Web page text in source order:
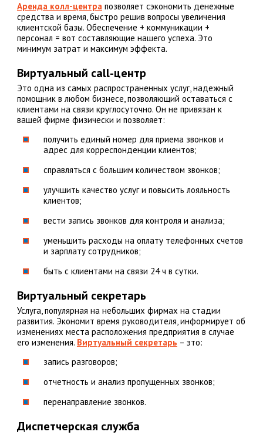
Аренда колл-центрапозволяет сэкономить денежные
средства и время, быстро решив вопросы увеличения
клиентской базы. Обеспечение + коммуникации +
персонал = вот составляющие нашего успеха. Это
минимум затрат и максимум эффекта.
Виртуальный call-центр
Это одна из самых распространенных услуг, надежный
помощник в любом бизнесе, позволяющий оставаться с
клиентами на связи круглосуточно. Он не привязан к
вашей фирме физически и позволяет:
получить единый номер для приема звонков и
адрес для корреспонденции клиентов;
справляться с большим количеством звонков;
улучшить качество услуг и повысить лояльность
клиентов;
вести запись звонков для контроля и анализа;
уменьшить расходы на оплату телефонных счетов
и зарплату сотрудников;
быть с клиентами на связи 24 ч в сутки.
Виртуальный секретарь
Услуга, популярная на небольших фирмах на стадии
развития. Экономит время руководителя, информирует об
изменениях места расположения предприятия в случае
его изменения. Виртуальный секретарь – это:
запись разговоров;
отчетность и анализ пропущенных звонков;
перенаправление звонков.
Диспетчерская служба